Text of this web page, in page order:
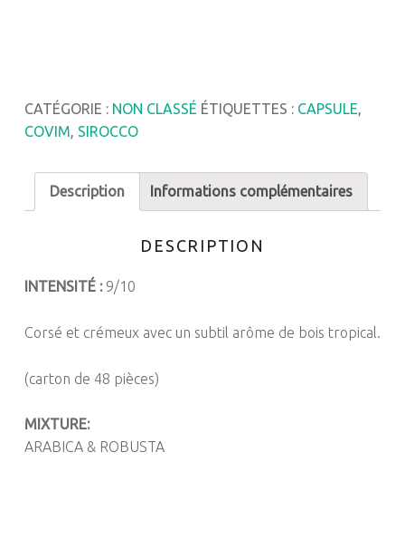
CATÉGORIE : NON CLASSÉ ÉTIQUETTES : CAPSULE,
COVIM, SIROCCO
Description Informations complémentaires
DESCRIPTION
INTENSITÉ : 9/10
Corsé et crémeux avec un subtil arôme de bois tropical.
(carton de 48 pièces)
MIXTURE:
ARABICA & ROBUSTA